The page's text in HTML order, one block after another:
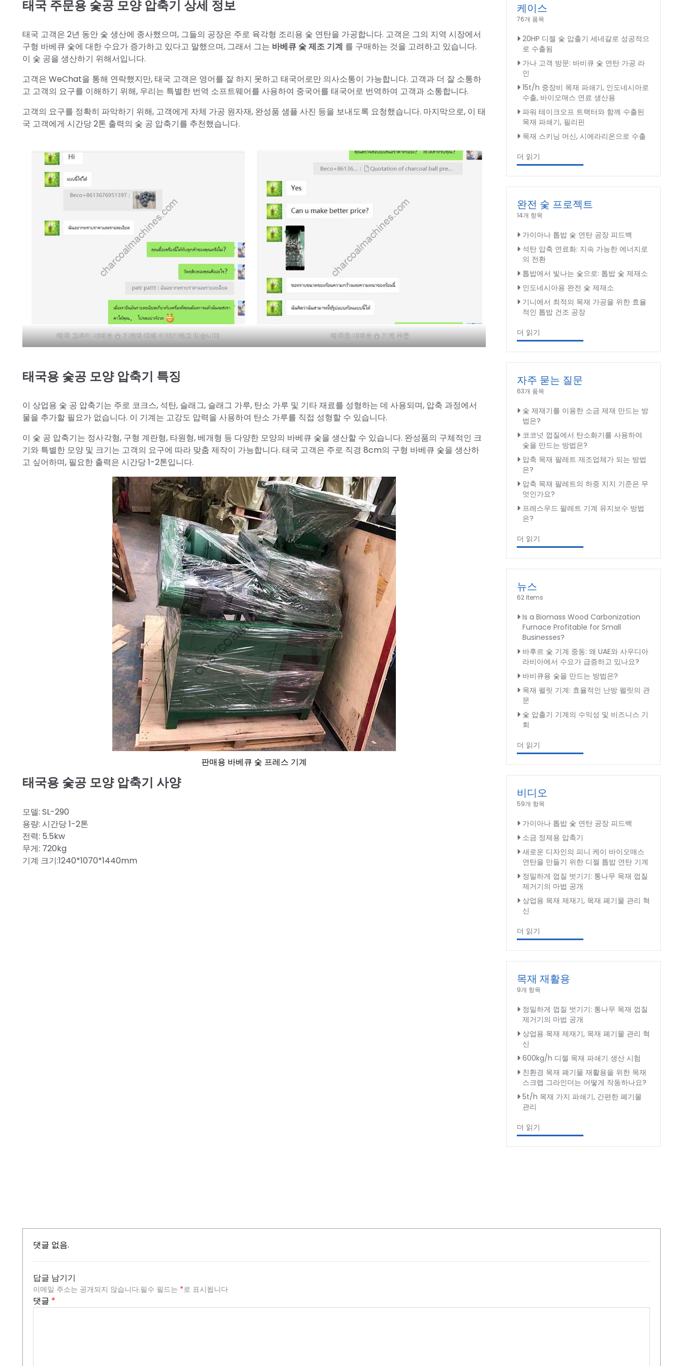
태국 주문용 숯공 모양 압축기 상세 정보
태국 고객은 2년 동안 숯 생산에 종사했으며, 그들의 공장은 주로 육각형 조리용 숯 연탄을 가공합니다. 고객은 그의 지역 시장에서
구형 바베큐 숯에 대한 수요가 증가하고 있다고 말했으며, 그래서 그는 바베큐 숯 제조 기계 를 구매하는 것을 고려하고 있습니다.
이 숯 공을 생산하기 위해서입니다.
고객은 WeChat을 통해 연락했지만, 태국 고객은 영어를 잘 하지 못하고 태국어로만 의사소통이 가능합니다. 고객과 더 잘 소통하
고 고객의 요구를 이해하기 위해, 우리는 특별한 번역 소프트웨어를 사용하여 중국어를 태국어로 번역하여 고객과 소통합니다.
고객의 요구를 정확히 파악하기 위해, 고객에게 자체 가공 원자재, 완성품 샘플 사진 등을 보내도록 요청했습니다. 마지막으로, 이 태
국 고객에게 시간당 2톤 출력의 숯 공 압축기를 추천했습니다.
태국 고객이 바베큐 숯 기계에 대해 이야기하고 있습니다 태국용 바베큐 숯 기계 주문
태국용 숯공 모양 압축기 특징
이 상업용 숯 공 압축기는 주로 코크스, 석탄, 슬래그, 슬래그 가루, 탄소 가루 및 기타 재료를 성형하는 데 사용되며, 압축 과정에서
물을 추가할 필요가 없습니다. 이 기계는 고강도 압력을 사용하여 탄소 가루를 직접 성형할 수 있습니다.
이 숯 공 압축기는 정사각형, 구형 계란형, 타원형, 베개형 등 다양한 모양의 바베큐 숯을 생산할 수 있습니다. 완성품의 구체적인 크
기와 특별한 모양 및 크기는 고객의 요구에 따라 맞춤 제작이 가능합니다. 태국 고객은 주로 직경 8cm의 구형 바베큐 숯을 생산하
고 싶어하며, 필요한 출력은 시간당 1-2톤입니다.
판매용 바베큐 숯 프레스 기계
태국용 숯공 모양 압축기 사양
모델: SL-290
용량: 시간당 1-2톤
전력: 5.5kw
무게: 720kg
기계 크기:1240*1070*1440mm
케이스
76개 품목
20HP 디젤 숯 압출기 세네갈로 성공적으
로 수출됨
가나 고객 방문: 바비큐 숯 연탄 가공 라
인
15t/h 중장비 목재 파쇄기, 인도네시아로
수출, 바이오매스 연료 생산용
파워 테이크오프 트랙터와 함께 수출된
목재 파쇄기, 필리핀
목재 스키닝 머신, 시에라리온으로 수출
더 읽기
완전 숯 프로젝트
14개 항목
가이아나 톱밥 숯 연탄 공장 피드백
석탄 압축 연료화: 지속 가능한 에너지로
의 전환
톱밥에서 빛나는 숯으로: 톱밥 숯 제재소
인도네시아용 완전 숯 제재소
기니에서 최적의 목재 가공을 위한 효율
적인 톱밥 건조 공장
더 읽기
자주 묻는 질문
63개 품목
숯 제재기를 이용한 소금 제재 만드는 방
법은?
코코넛 껍질에서 탄소화기를 사용하여
숯을 만드는 방법은?
압축 목재 팔레트 제조업체가 되는 방법
은?
압축 목재 팔레트의 하중 지지 기준은 무
엇인가요?
프레스우드 팔레트 기계 유지보수 방법
은?
더 읽기
뉴스
62 Items
Is a Biomass Wood Carbonization
Furnace Profitable for Small
Businesses?
바후르 숯 기계 중동: 왜 UAE와 사우디아
라비아에서 수요가 급증하고 있나요?
바비큐용 숯을 만드는 방법은?
목재 펠릿 기계: 효율적인 난방 펠릿의 관
문
숯 압출기 기계의 수익성 및 비즈니스 기
회
더 읽기
비디오
59개 항목
가이아나 톱밥 숯 연탄 공장 피드백
소금 정제용 압축기
새로운 디자인의 피니 케이 바이오매스
연탄을 만들기 위한 디젤 톱밥 연탄 기계
정밀하게 껍질 벗기기: 통나무 목재 껍질
제거기의 마법 공개
상업용 목재 제재기, 목재 폐기물 관리 혁
신
더 읽기
목재 재활용
9개 항목
정밀하게 껍질 벗기기: 통나무 목재 껍질
제거기의 마법 공개
상업용 목재 제재기, 목재 폐기물 관리 혁
신
600kg/h 디젤 목재 파쇄기 생산 시험
친환경 목재 폐기물 재활용을 위한 목재
스크랩 그라인더는 어떻게 작동하나요?
5t/h 목재 가지 파쇄기, 간편한 폐기물
관리
더 읽기
댓글 없음.
답글 남기기
이메일 주소는 공개되지 않습니다.필수 필드는 *로 표시됩니다
댓글 *